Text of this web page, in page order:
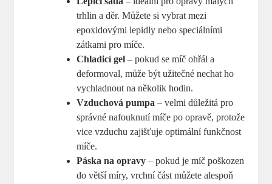
trhlin a děr. Můžete si vybrat mezi
epoxidovými lepidly nebo speciálními
zátkami pro míče.
Chladicí gel – pokud se míč ohřál a
deformoval, může být užitečné nechat ho
vychladnout na několik hodin.
Vzduchová pumpa – velmi důležitá pro
správné nafouknutí míče po opravě, protože
vice vzduchu zajišťuje optimální funkčnost
míče.
Páska na opravy – pokud je míč poškozen
do větší míry, vrchní část můžete alespoň